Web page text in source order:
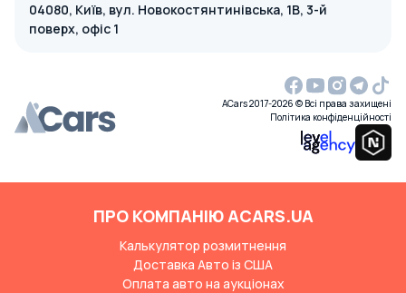
04080, Київ, вул. Новокостянтинівська, 1В, 3-й
поверх, офіс 1
ACars 2017-2026 © Всі права захищені
Політика конфіденційності
ПРО КОМПАНІЮ ACARS.UA
Калькулятор розмитнення
Доставка Авто із США
Оплата авто на аукціонах